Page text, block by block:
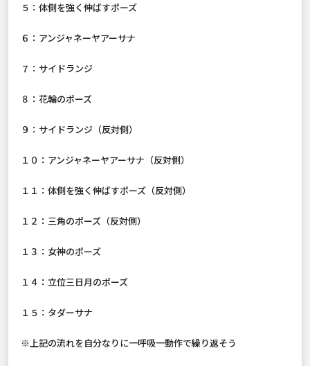
５：体側を強く伸ばすポーズ
６：アンジャネーヤアーサナ
７：サイドランジ
８：花輪のポーズ
９：サイドランジ（反対側）
１０：アンジャネーヤアーサナ（反対側）
１１：体側を強く伸ばすポーズ（反対側）
１２：三角のポーズ（反対側）
１３：女神のポーズ
１４：立位三日月のポーズ
１５：タダーサナ
※上記の流れを自分なりに一呼吸一動作で繰り返そう